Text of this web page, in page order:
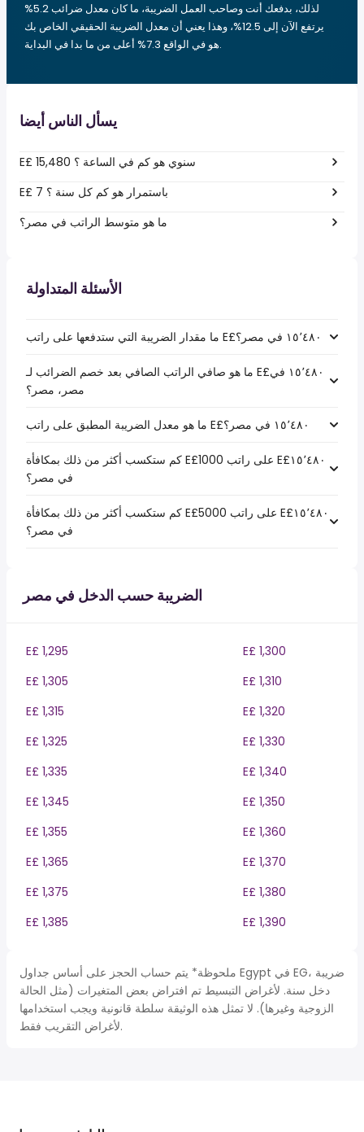
لذلك، بدفعك أنت وصاحب العمل الضريبة، ما كان معدل ضرائب 5.2%
يرتفع الآن إلى 12.5%، وهذا يعني أن معدل الضريبة الحقيقي الخاص بك
هو في الواقع 7.3% أعلى من ما بدا في البداية.
يسأل الناس أيضا
E£ 15,480 سنوي هو كم في الساعة ؟
E£ 7 باستمرار هو كم كل سنة ؟
ما هو متوسط الراتب في مصر؟
الأسئلة المتداولة
ما هو صافي الراتب الصافي بعد خصم الضرائب لـ E£‏١٥٬٤٨٠ في
مصر، مصر؟
كم ستكسب أكثر من ذلك بمكافأة E£1000 على راتب E£‏١٥٬٤٨٠
في مصر؟
كم ستكسب أكثر من ذلك بمكافأة E£5000 على راتب E£‏١٥٬٤٨٠
في مصر؟
الضريبة حسب الدخل في مصر
E£ 1,295
E£ 1,300
E£ 1,305
E£ 1,310
E£ 1,315
E£ 1,320
E£ 1,325
E£ 1,330
E£ 1,335
E£ 1,340
E£ 1,345
E£ 1,350
E£ 1,355
E£ 1,360
E£ 1,365
E£ 1,370
E£ 1,375
E£ 1,380
E£ 1,385
E£ 1,390
ملحوظة* يتم حساب الحجز على أساس جداول Egypt في EG، ضريبة
دخل سنة. لأغراض التبسيط تم افتراض بعض المتغيرات (مثل الحالة
الزوجية وغيرها). لا تمثل هذه الوثيقة سلطة قانونية ويجب استخدامها
لأغراض التقريب فقط.